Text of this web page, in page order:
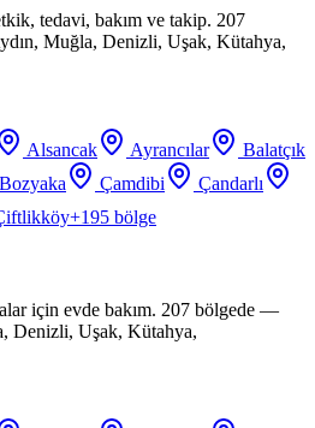
tedavi, bakım ve takip. 207
Muğla, Denizli, Uşak, Kütahya,
Alsancak Ayrancılar
Balatçık
Bozyaka Çamdibi
Çandarlı
+195 bölge
için evde bakım. 207 bölgede —
Denizli, Uşak, Kütahya,